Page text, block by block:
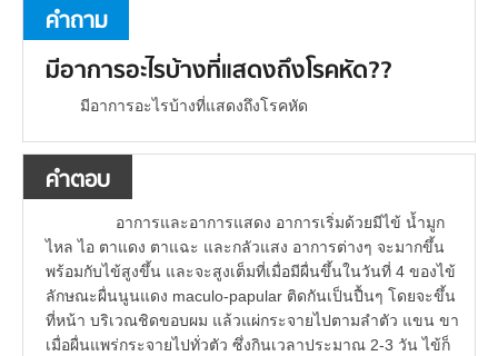
คำถาม
มีอาการอะไรบ้างที่แสดงถึงโรคหัด??
มีอาการอะไรบ้างที่แสดงถึงโรคหัด
คำตอบ
อาการและอาการแสดง อาการเริ่มด้วยมีไข้ น้ำมูก
ไหล ไอ ตาแดง ตาแฉะ และกลัวแสง อาการต่างๆ จะมากขึ้น
พร้อมกับไข้สูงขึ้น และจะสูงเต็มที่เมื่อมีผื่นขึ้นในวันที่ 4 ของไข้
ลักษณะผื่นนูนแดง maculo-papular ติดกันเป็นปื้นๆ โดยจะขึ้น
ที่หน้า บริเวณชิดขอบผม แล้วแผ่กระจายไปตามลำตัว แขน ขา
เมื่อผื่นแพร่กระจายไปทั่วตัว ซึ่งกินเวลาประมาณ 2-3 วัน ไข้ก็